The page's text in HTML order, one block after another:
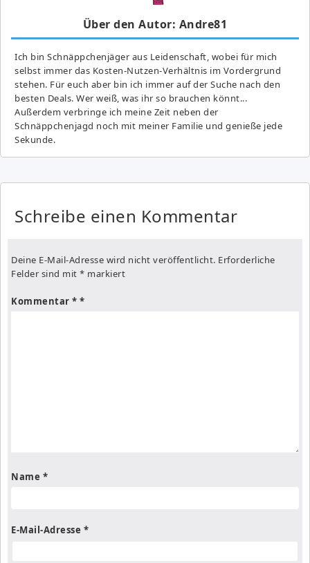
Über den Autor: Andre81
Ich bin Schnäppchenjäger aus Leidenschaft, wobei für mich
selbst immer das Kosten-Nutzen-Verhältnis im Vordergrund
stehen. Für euch aber bin ich immer auf der Suche nach den
besten Deals. Wer weiß, was ihr so brauchen könnt...
Außerdem verbringe ich meine Zeit neben der
Schnäppchenjagd noch mit meiner Familie und genieße jede
Sekunde.
Schreibe einen Kommentar
Deine E-Mail-Adresse wird nicht veröffentlicht. Erforderliche
Felder sind mit * markiert
Kommentar *
Name *
E-Mail-Adresse *